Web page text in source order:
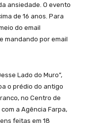
ansiedade. O evento
de 16 anos. Para
do email
mandando por email
Lado do Muro”,
o prédio do antigo
no Centro de
a Agência Farpa,
feitas em 18